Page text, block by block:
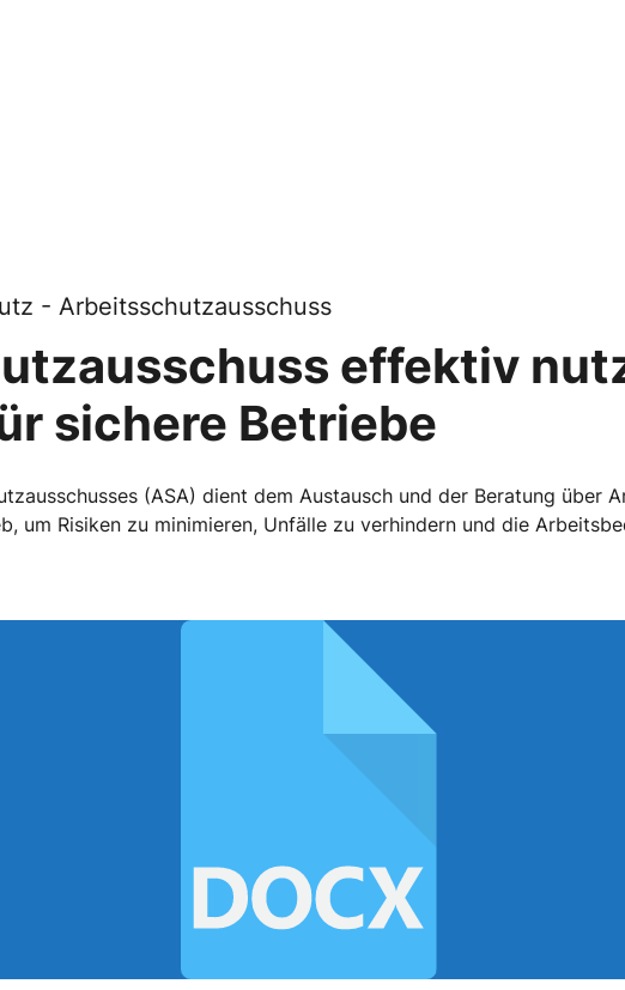
- Arbeitsschutzausschuss
effektiv
sichere Betriebe
(ASA) dient dem Austausch und der Beratung über
um Risiken zu minimieren, Unfälle zu verhindern und die